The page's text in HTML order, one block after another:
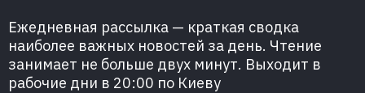
Ежедневная рассылка — краткая сводка
наиболее важных новостей за день. Чтение
занимает не больше двух минут. Выходит в
рабочие дни в 20:00 по Киеву